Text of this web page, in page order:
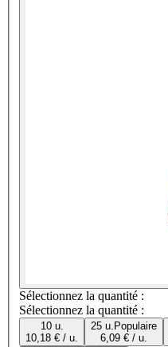
Sélectionnez la quantité :
Sélectionnez la quantité :
10 u.
10,18 € / u.
25 u. Populaire
6,09 € / u.